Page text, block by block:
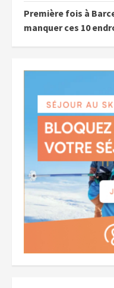
Première fois à
manquer ces 10